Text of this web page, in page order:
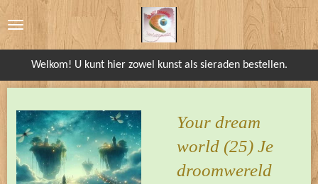
direct
Welkom! U kunt hier zowel kunst als sieraden bestellen.
Your dream
world (25) Je
droomwereld